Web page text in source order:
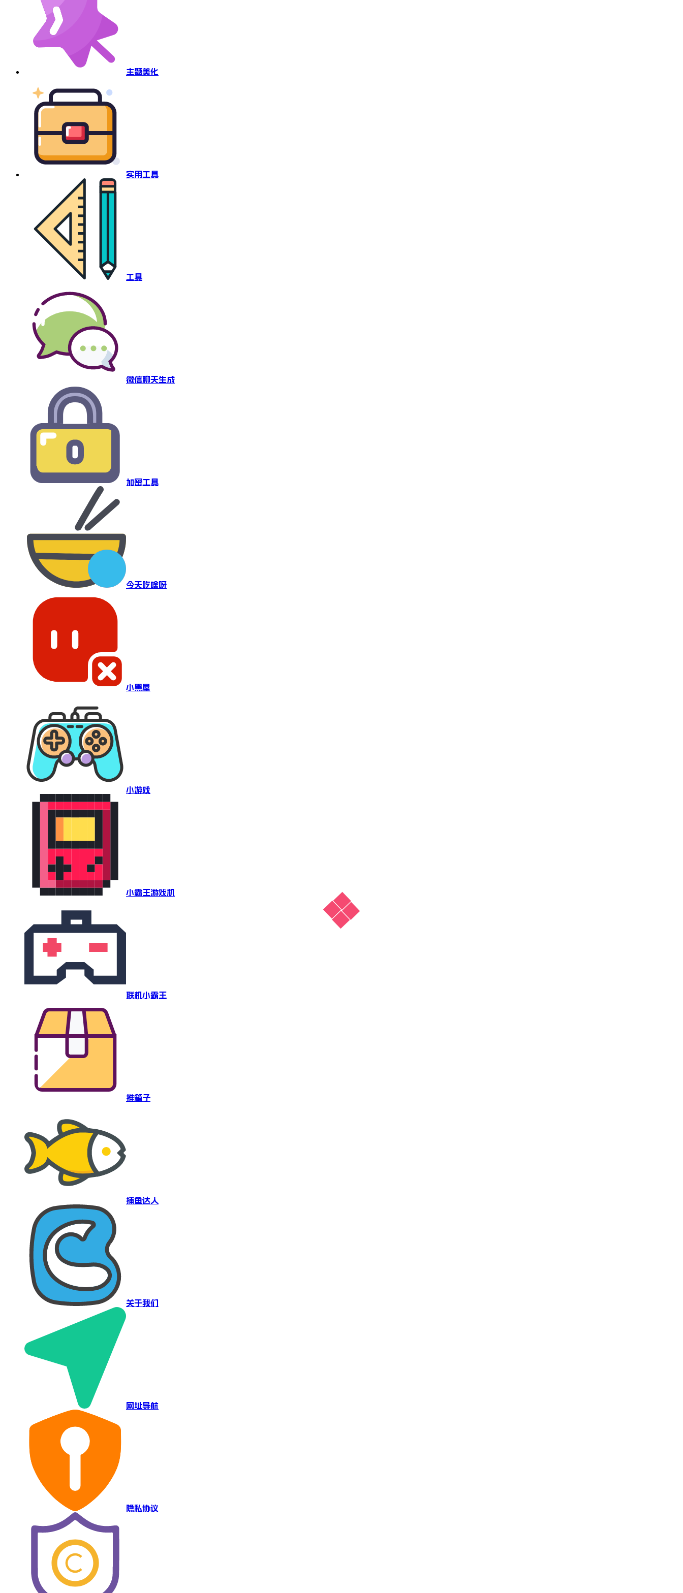
主题美化
实用工具
工具
微信聊天生成
加密工具
今天吃啥呀
小黑屋
小游戏
小霸王游戏机
联机小霸王
推箱子
捕鱼达人
关于我们
网址导航
隐私协议